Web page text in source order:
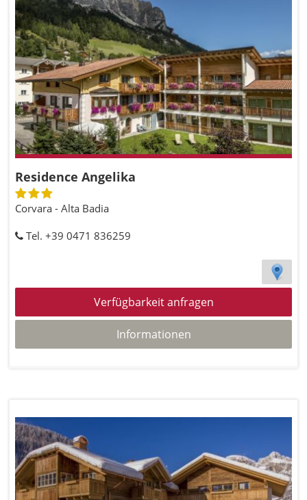
Residence Angelika
Corvara - Alta Badia
Tel. +39 0471 836259
Verfügbarkeit anfragen
Informationen